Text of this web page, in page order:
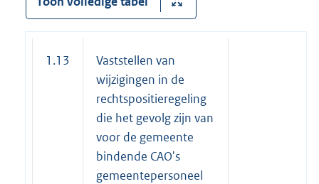
1.13
Vaststellen van
wijzigingen in de
rechtspositieregeling
die het gevolg zijn van
voor de gemeente
bindende CAO's
gemeentepersoneel